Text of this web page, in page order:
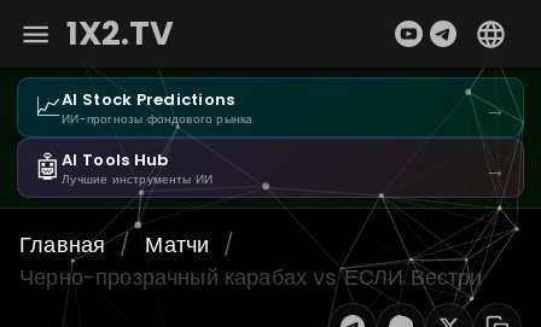
1X2.TV
📈AI Stock Predictions
ИИ-прогнозы фондового рынка →
🤖AI Tools Hub
Лучшие инструменты ИИ →
Главная / Матчи /
Черно-прозрачный карабах vs ЕСЛИ Вестри